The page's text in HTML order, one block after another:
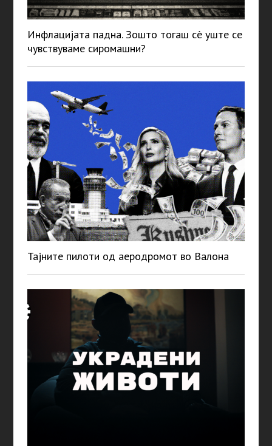
Инфлацијата падна. Зошто тогаш сè уште се
чувствуваме сиромашни?
Тајните пилоти од аеродромот во Валона